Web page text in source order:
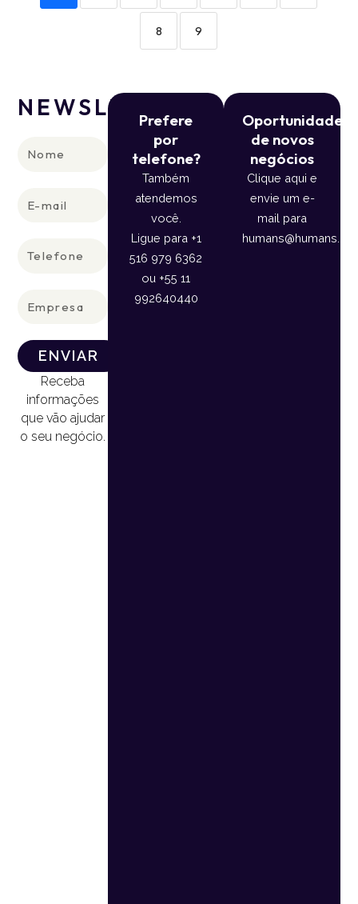
8 9
NEWSLETTER
ENVIAR
Receba
informações
que vão ajudar
o seu negócio.
Prefere
por
telefone?
Também
atendemos
você.
Ligue para +1
516 979 6362
ou +55 11
992640440
Oportunidade
de novos
negócios
Clique aqui e
envie um e-
mail para